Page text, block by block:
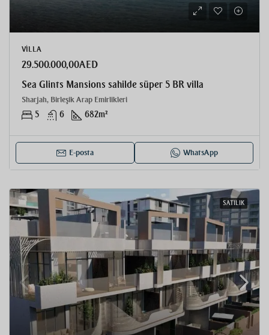
VILLA
29.500.000,00AED
Sea Glints Mansions sahilde süper 5 BR villa
Sharjah, Birleşik Arap Emirlikleri
5 6 682m²
E-posta WhatsApp
SATILIK